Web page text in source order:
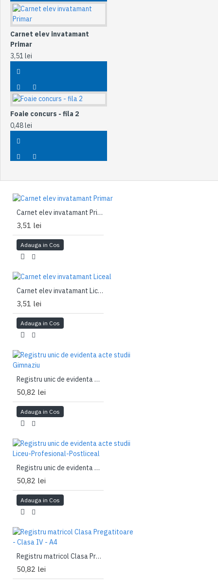
Carnet elev invatamant
Primar
3,51 lei
Foaie concurs - fila 2
0,48 lei
Carnet elev invatamant Primar
3,51 lei
Adauga in Cos
Carnet elev invatamant Liceal
3,51 lei
Adauga in Cos
Registru unic de evidenta acte studii Gimnaziu
50,82 lei
Adauga in Cos
Registru unic de evidenta acte studii Liceu-Profesional-Postliceal
50,82 lei
Adauga in Cos
Registru matricol Clasa Pregatitoare - Clasa IV - A4
50,82 lei